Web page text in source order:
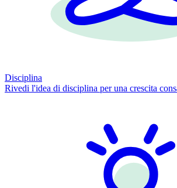
Disciplina
Rivedi l'idea di disciplina per una crescita